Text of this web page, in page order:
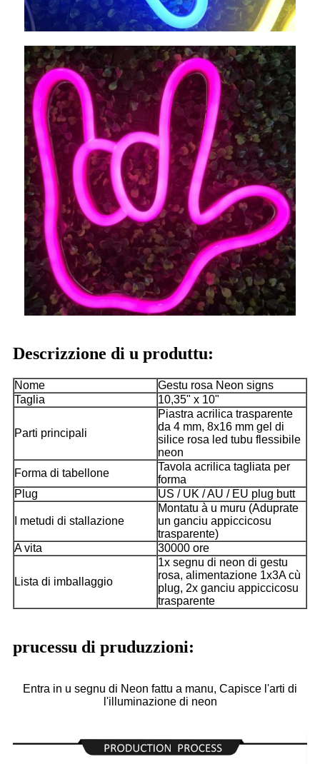
Descrizzione di u produttu:
Nome
Gestu rosa Neon signs
Taglia
10,35" x 10"
Parti principali
Piastra acrilica trasparente
da 4 mm, 8x16 mm gel di
silice rosa led tubu flessibile
neon
Forma di tabellone
Tavola acrilica tagliata per
forma
Plug
US / UK / AU / EU plug butt
I metudi di stallazione
Montatu à u muru (Aduprate
un ganciu appiccicosu
trasparente)
A vita
30000 ore
Lista di imballaggio
1x segnu di neon di gestu
rosa, alimentazione 1x3A cù
plug, 2x ganciu appiccicosu
trasparente
prucessu di pruduzzioni:
Entra in u segnu di Neon fattu a manu, Capisce l'arti di
l'illuminazione di neon